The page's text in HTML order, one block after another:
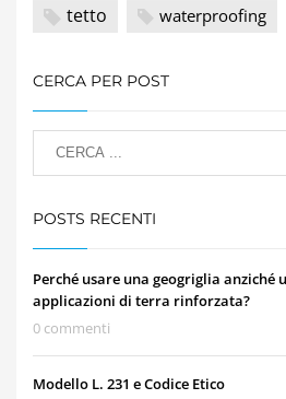
tetto waterproofing
CERCA PER POST
POSTS RECENTI
Perché usare una geogriglia anziché
applicazioni di terra rinforzata?
0 commenti
Modello L. 231 e Codice Etico